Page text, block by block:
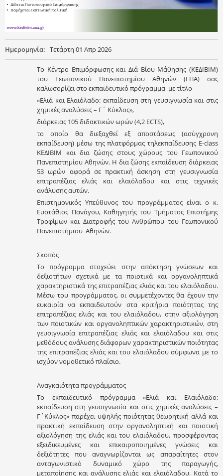
Ημερομηνία: Τετάρτη 01 Απρ 2026
Το Κέντρο Επιμόρφωσης και Διά Βίου Μάθησης (ΚΕΔΙΒΙΜ)
του Γεωπονικού Πανεπιστημίου Αθηνών (ΓΠΑ) σας
καλωσορίζει στο εκπαιδευτικό πρόγραμμα με τίτλο
«Ελιά και Ελαιόλαδο: εκπαίδευση στη γευσιγνωσία και στις
χημικές αναλύσεις – Γ΄ Κύκλος»,
διάρκειας 105 διδακτικών ωρών (4,2 ECTS),
το οποίο θα διεξαχθεί εξ αποστάσεως (ασύγχρονη
εκπαίδευση) μέσω της πλατφόρμας τηλεκπαίδευσης E-class
ΚΕΔΙΒΙΜ και δια ζώσης στους χώρους του Γεωπονικού
Πανεπιστημίου Αθηνών. Η δια ζώσης εκπαίδευση διάρκειας
53 ωρών αφορά σε πρακτική άσκηση στη γευσιγνωσία
επιτραπέζιας ελιάς και ελαιόλαδου και στις τεχνικές
ανάλυσης αυτών.
Επιστημονικός Υπεύθυνος του προγράμματος είναι ο κ.
Ευστάθιος Πανάγου, Καθηγητής του Τμήματος Επιστήμης
Τροφίμων και Διατροφής του Ανθρώπου του Γεωπονικού
Πανεπιστήμιου Αθηνών.
Σκοπός
Το πρόγραμμα στοχεύει στην απόκτηση γνώσεων και
δεξιοτήτων σχετικά με τα ποιοτικά και οργανοληπτικά
χαρακτηριστικά της επιτραπέζιας ελιάς και του ελαιόλαδου.
Μέσω του προγράμματος, οι συμμετέχοντες θα έχουν την
ευκαιρία να εκπαιδευτούν στα κριτήρια ποιότητας της
επιτραπέζιας ελιάς και του ελαιόλαδου, στην αξιολόγηση
των ποιοτικών και οργανοληπτικών χαρακτηριστικών, στη
γευσιγνωσία επιτραπέζιας ελιάς και ελαιόλαδου και στις
μεθόδους ανάλυσης διάφορων χαρακτηριστικών ποιότητας
της επιτραπέζιας ελιάς και του ελαιόλαδου σύμφωνα με το
ισχύον νομοθετικό πλαίσιο.
Αναγκαιότητα προγράμματος
Το εκπαιδευτικό πρόγραμμα «Ελιά και Ελαιόλαδο:
εκπαίδευση στη γευσιγνωσία και στις χημικές αναλύσεις –
Γ΄Κύκλος» παρέχει υψηλής ποιότητας θεωρητική αλλά και
πρακτική εκπαίδευση στην οργανοληπτική και ποιοτική
αξιολόγηση της ελιάς και του ελαιόλαδου, προσφέροντας
εξειδικευμένες και επικαιροποιημένες γνώσεις και
δεξιότητες που αναγνωρίζονται ως απαραίτητες στον
ανταγωνιστικό δυναμικό χώρο της παραγωγής,
μεταποίησης και ανάλυσης ελιάς και ελαιόλαδου. Κατά το